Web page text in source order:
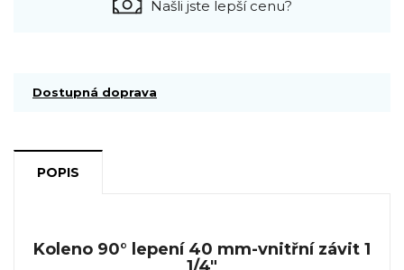
Našli jste lepší cenu?
Dostupná doprava
POPIS
Koleno 90° lepení 40 mm-vnitřní závit 1